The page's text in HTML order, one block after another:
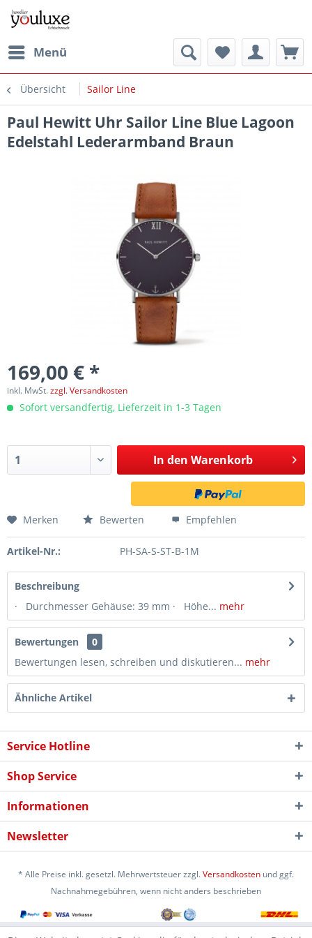
Menü
Übersicht Sailor Line
Paul Hewitt Uhr Sailor Line Blue Lagoon
Edelstahl Lederarmband Braun
169,00 € *
inkl. MwSt.zzgl. Versandkosten
Sofort versandfertig, Lieferzeit in 1-3 Tagen
In den Warenkorb
Merken Bewerten Empfehlen
Artikel-Nr.: PH-SA-S-ST-B-1M
Beschreibung
· Durchmesser Gehäuse: 39 mm · Höhe... mehr
Bewertungen
0
Bewertungen lesen, schreiben und diskutieren... mehr
Ähnliche Artikel
Service Hotline
Shop Service
Informationen
Newsletter
* Alle Preise inkl. gesetzl. Mehrwertsteuer zzgl.Versandkosten und ggf.
Nachnahmegebühren, wenn nicht anders beschrieben